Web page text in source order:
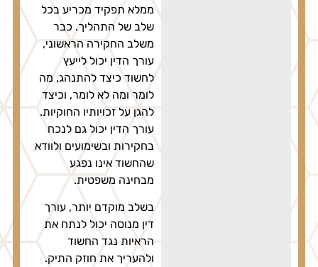
ממלא תפקיד מכריע בכל
שלב של התהליך. כבר
משלב החקירה הראשוני,
עורך הדין יכול לייעץ
לחשוד כיצד להתנהג, מה
לומר ומה לא לומר, וכיצד
להגן על זכויותיו החוקיות.
עורך הדין יכול גם לנכח
בחקירות ובשימועים ולוודא
שהחשוד אינו נפגע
מבחינה משפטית.
בשלב מוקדם יותר, עורך
דין מנוסה יכול לנתח את
הראיות נגד החשוד
ולהעריך את חוזק התיק.